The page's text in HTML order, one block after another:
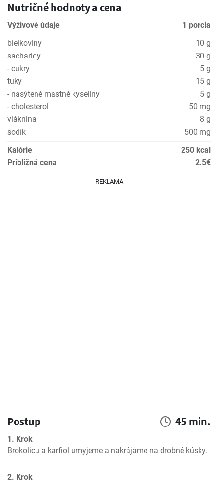
Nutričné hodnoty a cena
Výživové údaje
1 porcia
bielkoviny
10 g
sacharidy
30 g
- cukry
5 g
tuky
15 g
- nasýtené mastné kyseliny
5 g
- cholesterol
50 mg
vláknina
8 g
sodík
500 mg
Kalórie
250 kcal
Približná cena
2.5€
REKLAMA
Postup 45 min.
1. Krok
Brokolicu a karfiol umyjeme a nakrájame na drobné kúsky.
2. Krok